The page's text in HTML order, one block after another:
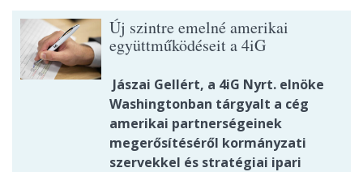
Új szintre emelné amerikai
együttműködéseit a 4iG
Jászai Gellért, a 4iG Nyrt. elnöke
Washingtonban tárgyalt a cég
amerikai partnerségeinek
megerősítéséről kormányzati
szervekkel és stratégiai ipari